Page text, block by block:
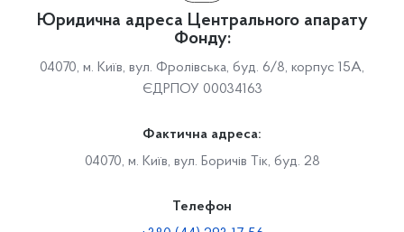
Юридична адреса Центрального апарату
Фонду:
04070, м. Київ, вул. Фролівська, буд. 6/8, корпус 15А,
ЄДРПОУ 00034163
Фактична адреса:
04070, м. Київ, вул. Боричів Тік, буд. 28
Телефон